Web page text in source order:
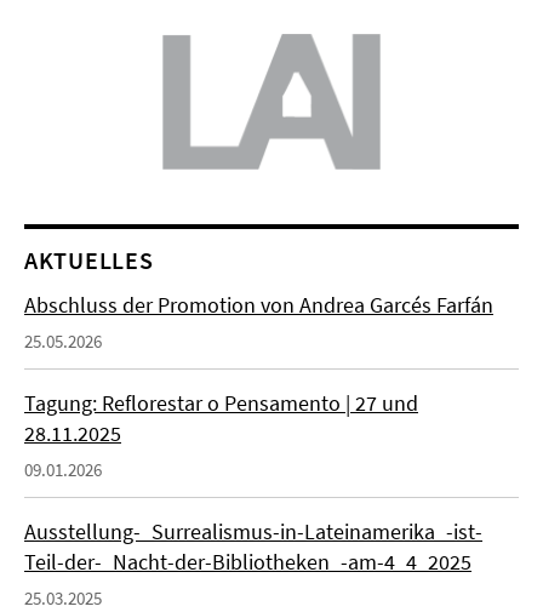
AKTUELLES
Abschluss der Promotion von Andrea Garcés Farfán
25.05.2026
Tagung: Reflorestar o Pensamento | 27 und
28.11.2025
09.01.2026
Ausstellung-_Surrealismus-in-Lateinamerika_-ist-
Teil-der-_Nacht-der-Bibliotheken_-am-4_4_2025
25.03.2025